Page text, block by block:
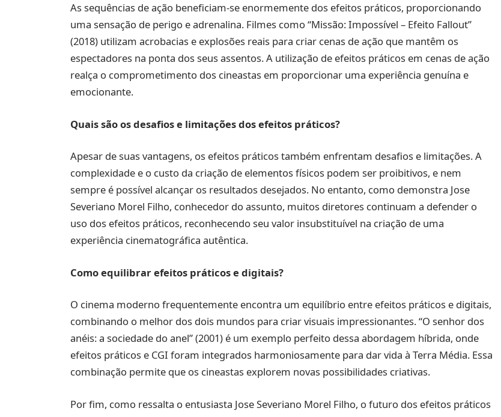
As sequências de ação beneficiam-se enormemente dos efeitos práticos, proporcionando
uma sensação de perigo e adrenalina. Filmes como “Missão: Impossível – Efeito Fallout”
(2018) utilizam acrobacias e explosões reais para criar cenas de ação que mantêm os
espectadores na ponta dos seus assentos. A utilização de efeitos práticos em cenas de ação
realça o comprometimento dos cineastas em proporcionar uma experiência genuína e
emocionante.
Quais são os desafios e limitações dos efeitos práticos?
Apesar de suas vantagens, os efeitos práticos também enfrentam desafios e limitações. A
complexidade e o custo da criação de elementos físicos podem ser proibitivos, e nem
sempre é possível alcançar os resultados desejados. No entanto, como demonstra Jose
Severiano Morel Filho, conhecedor do assunto, muitos diretores continuam a defender o
uso dos efeitos práticos, reconhecendo seu valor insubstituível na criação de uma
experiência cinematográfica autêntica.
Como equilibrar efeitos práticos e digitais?
O cinema moderno frequentemente encontra um equilíbrio entre efeitos práticos e digitais,
combinando o melhor dos dois mundos para criar visuais impressionantes. “O senhor dos
anéis: a sociedade do anel” (2001) é um exemplo perfeito dessa abordagem híbrida, onde
efeitos práticos e CGI foram integrados harmoniosamente para dar vida à Terra Média. Essa
combinação permite que os cineastas explorem novas possibilidades criativas.
Por fim, como ressalta o entusiasta Jose Severiano Morel Filho, o futuro dos efeitos práticos